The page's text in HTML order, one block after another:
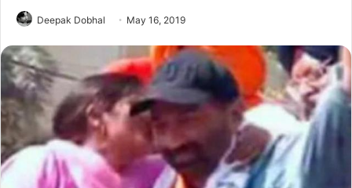
Deepak Dobhal May 16, 2019